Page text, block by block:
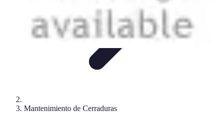
Mantenimiento de Cerraduras